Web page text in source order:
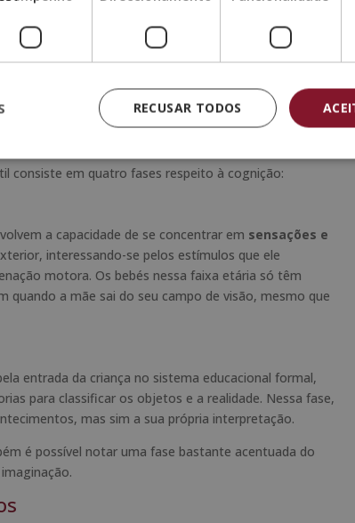
de estudo do psicólogo
enquanto trabalhava numa escola, para responder às
também os seus filhos. Desta forma, acabou
consiste em quatro fases respeito à cognição:
a capacidade de se concentrar em sensações e
interessando-se pelos estímulos que ele
motora. Os bebés nessa faixa etária só têm
quando a mãe sai do seu campo de visão, mesmo que
entrada da criança no sistema educacional formal,
para classificar os objetos e a realidade. Nessa fase,
mas sim a sua própria interpretação.
é possível notar uma fase bastante acentuada do
RECUSAR TODOS